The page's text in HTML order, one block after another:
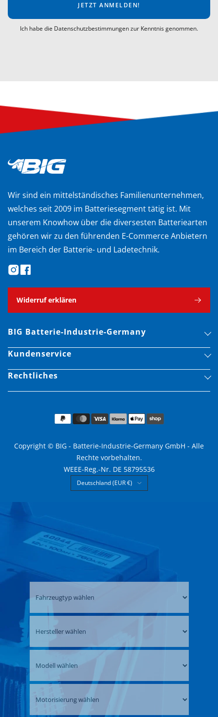
JETZT ANMELDEN!
Ich habe die Datenschutzbestimmungen zur Kenntnis genommen.
Wir sind ein mittelständisches Familienunternehmen,
welches seit 2009 im Batteriesegment tätig ist. Mit
unserem Knowhow über die diversesten Batteriearten
gehören wir zu den führenden E-Commerce Anbietern
im Bereich der Batterie- und Ladetechnik.
Widerruf erklären
BIG Batterie-Industrie-Germany
Kundenservice
Rechtliches
Land/Region
Deutschland (EUR €)
Copyright © BIG - Batterie-Industrie-Germany GmbH - Alle
Rechte vorbehalten.
WEEE-Reg.-Nr. DE 58795536